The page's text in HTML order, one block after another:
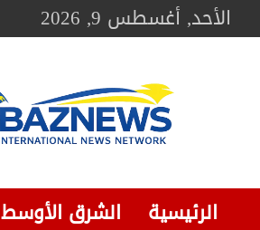
Skip
to الأحد, أغسطس 9, 2026
شبكة باز الإخبارية
الرئيسية الشرق الأوسط